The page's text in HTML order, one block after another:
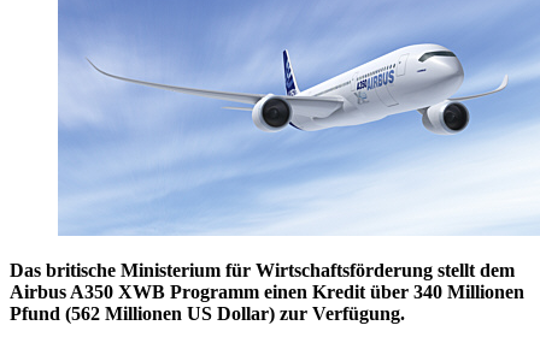
Das britische Ministerium für Wirtschaftsförderung stellt dem
Airbus A350 XWB Programm einen Kredit über 340 Millionen
Pfund (562 Millionen US Dollar) zur Verfügung.